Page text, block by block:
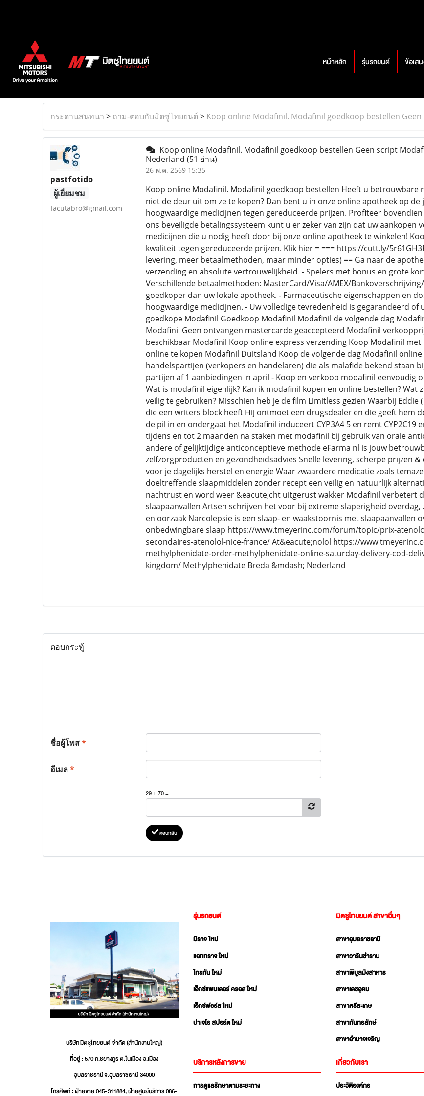
หน้าหลัก รุ่นรถยนต์ ข้อเส
กระดานสนทนา > ถาม-ตอบกับมิตซูไทยยนต์ > Koop online Modafinil. Modafinil goedkoop bestellen
pastfotido
ผู้เยี่ยมชม
facutabro@gmail.com
Koop online Modafinil. Modafinil goedkoop bestellen Geen script
Nederland (51 อ่าน)
26 พ.ค. 2569 15:35
Koop online Modafinil. Modafinil goedkoop bestellen Heeft u betrouwbare
niet de deur uit om ze te kopen? Dan bent u in onze online apotheek op de
hoogwaardige medicijnen tegen gereduceerde prijzen. Profiteer
ons beveiligde betalingssysteem kunt u er zeker van zijn dat uw aankopen
medicijnen die u nodig heeft door bij onze online apotheek te winkelen!
kwaliteit tegen gereduceerde prijzen. Klik hier = === https://cutt.ly/
levering, meer betaalmethoden, maar minder opties) == Ga naar de
verzending en absolute vertrouwelijkheid. - Spelers met bonus en grote
Verschillende betaalmethoden: MasterCard/Visa/AMEX/
goedkoper dan uw lokale apotheek. - Farmaceutische eigenschappen en
hoogwaardige medicijnen. - Uw volledige tevredenheid is gegarandeerd
goedkope Modafinil Goedkoop Modafinil Modafinil de volgende dag
Modafinil Geen ontvangen mastercarde geaccepteerd Modafinil
beschikbaar Modafinil Koop online express verzending Koop Modafinil
online te kopen Modafinil Duitsland Koop de volgende dag Modafinil
handelspartijen (verkopers en handelaren) die als malafide bekend staan
partijen af 1 aanbiedingen in april - Koop en verkoop modafinil eenvoudig
Wat is modafinil eigenlijk? Kan ik modafinil kopen en online bestellen? Wat
veilig te gebruiken? Misschien heb je de film Limitless gezien Waarbij
die een writers block heeft Hij ontmoet een drugsdealer en die geeft hem
de pil in en ondergaat het Modafinil induceert CYP3A4 5 en remt CYP2C19
tijdens en tot 2 maanden na staken met modafinil bij gebruik van orale
andere of gelijktijdige anticonceptieve methode eFarma nl is jouw
zelfzorgproducten en gezondheidsadvies Snelle levering, scherpe prijzen
voor je dagelijks herstel en energie Waar zwaardere medicatie zoals
doeltreffende slaapmiddelen zonder recept een veilig en natuurlijk
nachtrust en word weer &eacute;cht uitgerust wakker Modafinil verbetert
slaapaanvallen Artsen schrijven het voor bij extreme slaperigheid
en oorzaak Narcolepsie is een slaap- en waakstoornis met slaapaanvallen
onbedwingbare slaap https://www.tmeyerinc.com/forum/topic/prix-
secondaires-atenolol-nice-france/ At&eacute;nolol https://
methylphenidate-order-methylphenidate-online-saturday-delivery-cod-
kingdom/ Methylphenidate Breda &mdash; Nederland
ตอบกระทู้
ชื่อผู้โพส*
อีเมล*
29 + 70 =
ตอบกลับ
บริษัท มิตซูไทยยนต์ จำกัด (สำนักงานใหญ่)
ที่อยู่ : 570 ถ.ชยางกูร ต.ในเมือง อ.เมือง
อุบลราชธานี จ.อุบลราชธานี 34000
โทรศัพท์ : ฝ่ายขาย 045-311884, ฝ่ายศูนย์บริการ 086-
รุ่นรถยนต์
มิราจ ใหม่
แอททราจ ใหม่
ไทรทัน ใหม่
เอ็กซ์แพนเดอร์ ครอส ใหม่
เอ็กซ์ฟอร์ส ใหม่
ปาเจโร สปอร์ต ใหม่
มิตซูไทยยนต์ สาขาอื่นๆ
สาขาอุบลราชธานี
สาขาวารินชำราบ
สาขาพิบูลมังสาหาร
สาขาเดชอุดม
สาขาศรีสะเกษ
สาขากันทรลักษ์
สาขาอำนาจเจริญ
บริการหลังการขาย
การดูแลรักษาตามระยะทาง
เกี่ยวกับเรา
ประวัติองค์กร